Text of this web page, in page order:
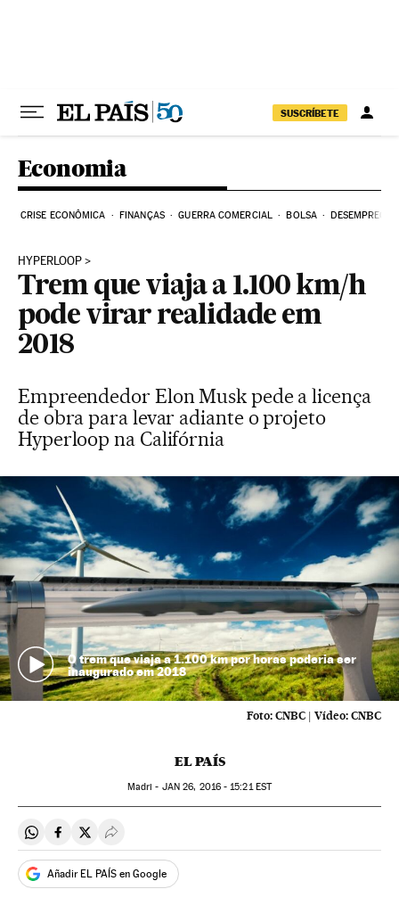
SUSCRÍBETE
Economia
CRISE ECONÔMICA FINANÇAS GUERRA COMERCIAL BOLSA DESEMPREGO
HYPERLOOP
Trem que viaja a 1.100 km/h
pode virar realidade em
2018
Empreendedor Elon Musk pede a licença
de obra para levar adiante o projeto
Hyperloop na Califórnia
O trem que viaja a 1.100 km por horas poderia ser
inaugurado em 2018
Foto: CNBC | Vídeo: CNBC
EL PAÍS
Madri - JAN 26, 2016 - 15:21EST
Compartir en Whatsapp
Compartir en Facebook
Compartir en Twitter
Desplegar Redes Sociales
Añadir EL PAÍS en Google